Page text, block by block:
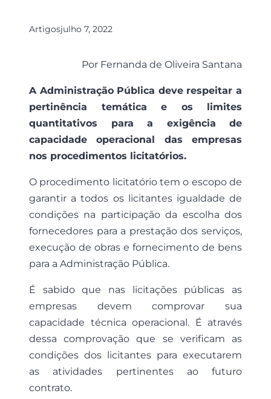
Artigosjulho 7, 2022
Por Fernanda de Oliveira Santana
A Administração Pública deve respeitar a
pertinência temática e os limites
quantitativos para a exigência de
capacidade operacional das empresas
nos procedimentos licitatórios.
O procedimento licitatório tem o escopo de
garantir a todos os licitantes igualdade de
condições na participação da escolha dos
fornecedores para a prestação dos serviços,
execução de obras e fornecimento de bens
para a Administração Pública.
É sabido que nas licitações públicas as
empresas devem comprovar sua
capacidade técnica operacional. É através
dessa comprovação que se verificam as
condições dos licitantes para executarem
as atividades pertinentes ao futuro
contrato.